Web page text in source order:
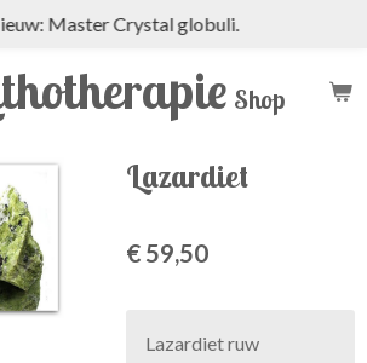
Shop
Master Crystal globuli.
Lazardiet
€ 59,50
Lazardiet ruw